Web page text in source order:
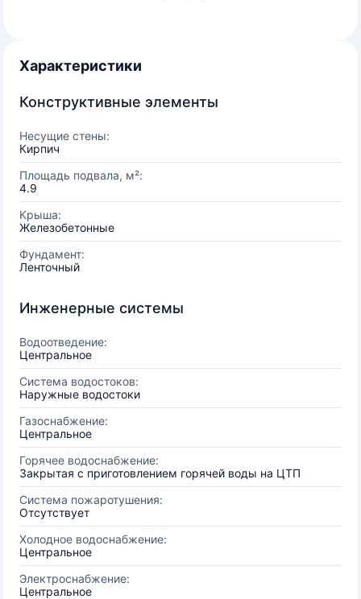
Характеристики
Конструктивные элементы
Несущие стены:
Кирпич
Площадь подвала, м²:
4.9
Крыша:
Железобетонные
Фундамент:
Ленточный
Инженерные системы
Водоотведение:
Центральное
Система водостоков:
Наружные водостоки
Газоснабжение:
Центральное
Горячее водоснабжение:
Закрытая с приготовлением горячей воды на ЦТП
Система пожаротушения:
Отсутствует
Холодное водоснабжение:
Центральное
Электроснабжение:
Центральное